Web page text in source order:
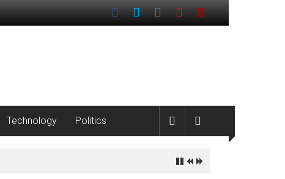
Technology Politics